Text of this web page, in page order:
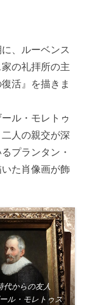
、ルーベンス
の礼拝所の主
活』を描きま
ル・モレトゥ
人の親交が深
プランタン・
た肖像画が飾
代からの友人
ル・モレトゥス